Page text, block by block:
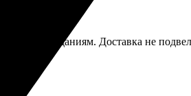
ожиданиям. Доставка не